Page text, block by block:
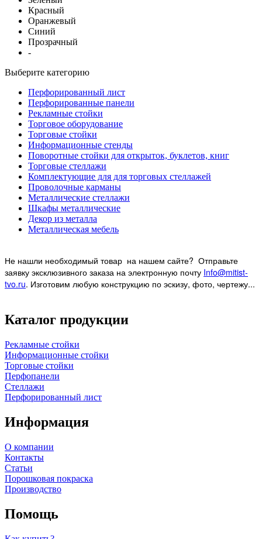
Красный
Оранжевый
Синий
Прозрачный
-
Выберите категорию
Перфорированный лист
Перфорированные панели
Рекламные стойки
Торговое оборудование
Торговые стойки
Информационные стенды
Поворотные стойки для открыток, буклетов, книг
Торговые стеллажи
Комплектующие для для торговых стеллажей
Проволочные карманы
Металлические стеллажи
Шкафы металлические
Декор из металла
Металлическая мебель
Не нашли необходимый товар на нашем сайте? Отправьте
заявку эксклюзивного заказа на электронную почту Info@mitist-
tvo.ru. Изготовим любую конструкцию по эскизу, фото, чертежу...
Каталог продукции
Рекламные стойки
Информационные стойки
Торговые стойки
Перфопанели
Стеллажи
Перфорированный лист
Информация
О компании
Контакты
Статьи
Порошковая покраска
Производство
Помощь